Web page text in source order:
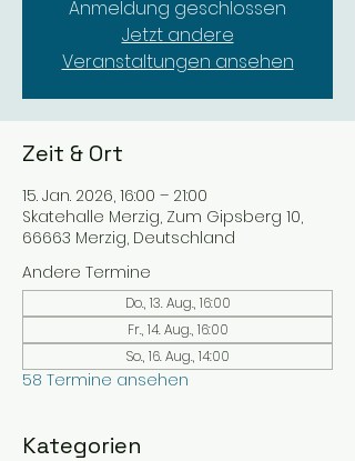
Anmeldung geschlossen
Jetzt andere
Veranstaltungen ansehen
Zeit & Ort
15. Jan. 2026, 16:00 – 21:00
Skatehalle Merzig, Zum Gipsberg 10,
66663 Merzig, Deutschland
Andere Termine
Do., 13. Aug., 16:00
Fr., 14. Aug., 16:00
So., 16. Aug., 14:00
58 Termine ansehen
Kategorien